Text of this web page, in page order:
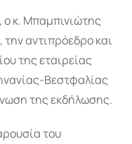
ο κ. Μπαμπινιώτης
αντιπρόεδρο και
της εταιρείας
Βεστφαλίας
της εκδήλωσης.
του